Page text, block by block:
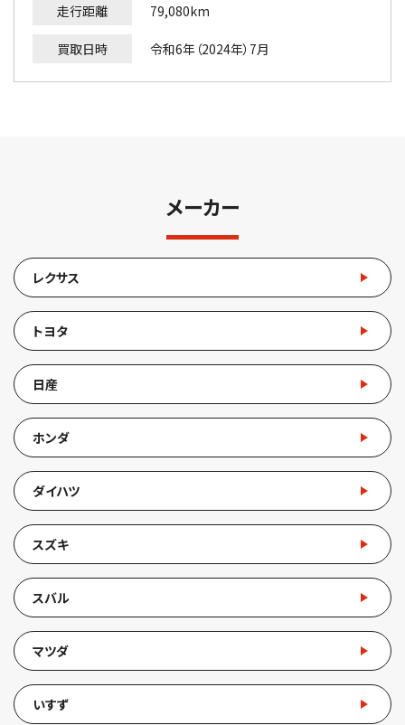
走行距離 79,080km
買取日時 令和6年（2024年）7月
メーカー
レクサス
トヨタ
日産
ホンダ
ダイハツ
スズキ
スバル
マツダ
いすず